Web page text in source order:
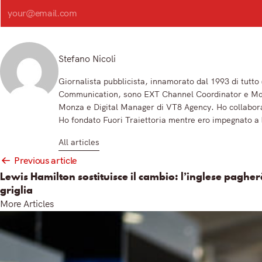
Stefano Nicoli
Giornalista pubblicista, innamorato dal 1993 di tutto
Communication, sono EXT Channel Coordinator e
Monza e Digital Manager di VT8 Agency. Ho
Ho fondato Fuori Traiettoria mentre ero impegnato
All articles
Post
navigation
Previous article
Lewis Hamilton sostituisce il cambio: l’inglese
griglia
More Articles